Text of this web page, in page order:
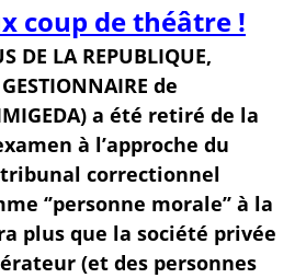
coup de théâtre !
DE LA REPUBLIQUE,
de
a été retiré de la
à l’approche du
correctionnel
‘’personne morale’’ à la
plus que la société privée
(et des personnes